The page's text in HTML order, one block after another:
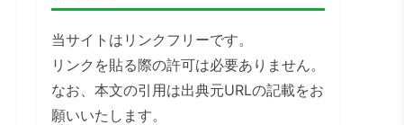
当サイトはリンクフリーです。
リンクを貼る際の許可は必要ありません。
なお、本文の引用は出典元URLの記載をお
願いいたします。